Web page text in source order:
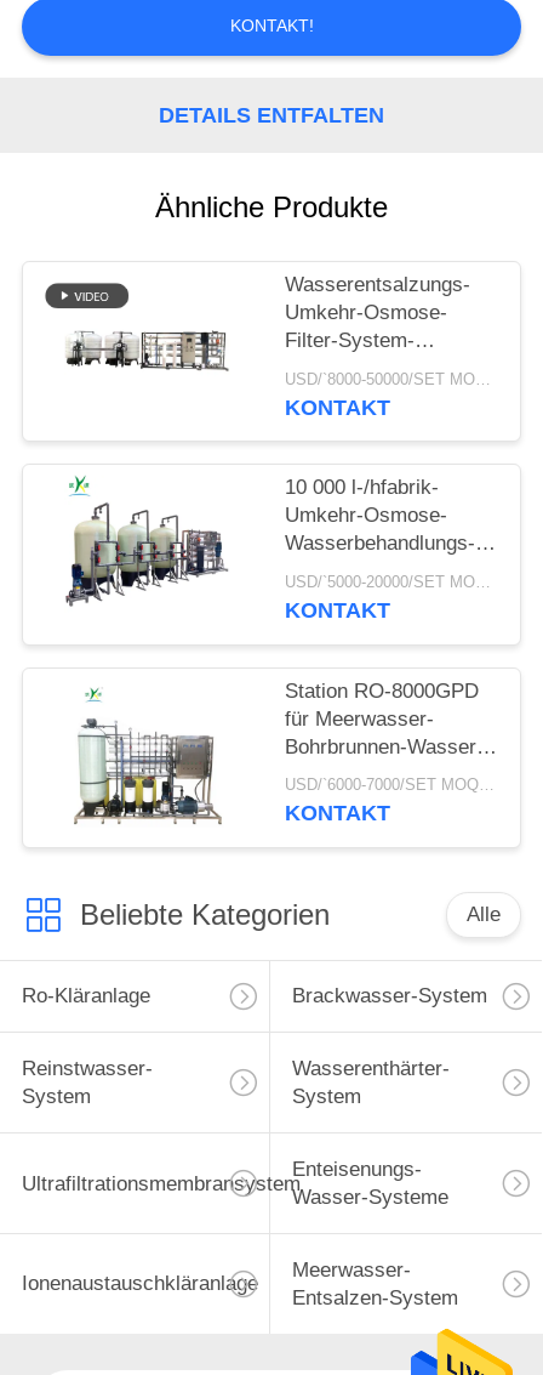
FORDERN
COMPANY
NEWS
SITEMAP
PRIVACY
POLICY
KONTAKT!
DETAILS ENTFALTEN
Ähnliche Produkte
Wasserentsalzungs-
Umkehr-Osmose-
Filter-System-
Reinigungs-Behandlung
RO-Anlage des
15TPH salzige
USD/`8000-50000/SET MOQ:1 Satz
KONTAKT
10 000 l-/hfabrik-
Umkehr-Osmose-
Wasserbehandlungs-
Maschinen-
Wasserentsalzungs-
System
USD/`5000-20000/SET MOQ:1 Satz
KONTAKT
Station RO-8000GPD
für Meerwasser-
Bohrbrunnen-Wasser
zu trinkenden
Wasserpflanze-
USD/`6000-7000/SET MOQ:1 Satz
KONTAKT
Beliebte Kategorien Alle
Ro-Kläranlage Brackwasser-System
Reinstwasser-
System
Wasserenthärter-
System
Ultrafiltrationsmembransystem
Enteisenungs-
Wasser-Systeme
Ionenaustauschkläranlage
Meerwasser-
Entsalzen-System